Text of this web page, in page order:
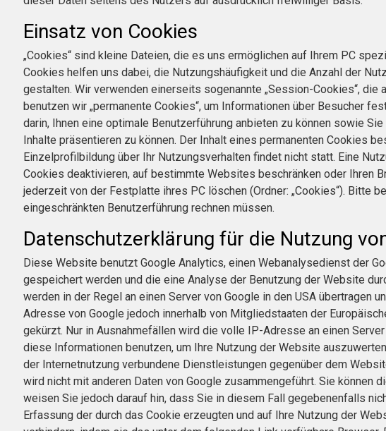
Einsatz von Cookies
„Cookies“ sind kleine Dateien, die es uns ermöglichen auf Ihrem PC
Cookies helfen uns dabei, die Nutzungshäufigkeit und die Anzahl der
gestalten. Wir verwenden einerseits sogenannte „Session-Cookies“,
benutzen wir „permanente Cookies“, um Informationen über Besucher
darin, Ihnen eine optimale Benutzerführung anbieten zu können sowie
Inhalte präsentieren zu können. Der Inhalt eines permanenten Cookies
Einzelprofilbildung über Ihr Nutzungsverhalten findet nicht statt. Eine
Cookies deaktivieren, auf bestimmte Websites beschränken oder Ihren
jederzeit von der Festplatte ihres PC löschen (Ordner: „Cookies“). Bitte
eingeschränkten Benutzerführung rechnen müssen.
Datenschutzerklärung für die Nutzung
Diese Website benutzt Google Analytics, einen Webanalysedienst der
gespeichert werden und die eine Analyse der Benutzung der Website
werden in der Regel an einen Server von Google in den USA
Adresse von Google jedoch innerhalb von Mitgliedstaaten der
gekürzt. Nur in Ausnahmefällen wird die volle IP-Adresse an einen
diese Informationen benutzen, um Ihre Nutzung der Website
der Internetnutzung verbundene Dienstleistungen gegenüber dem
wird nicht mit anderen Daten von Google zusammengeführt. Sie
weisen Sie jedoch darauf hin, dass Sie in diesem Fall gegebenenfalls
Erfassung der durch das Cookie erzeugten und auf Ihre Nutzung der